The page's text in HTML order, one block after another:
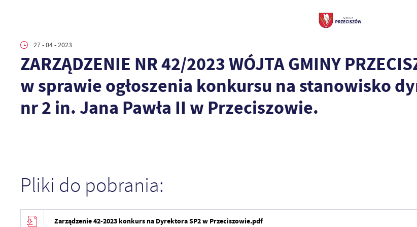
27 - 04 - 2023
ZARZĄDZENIE NR 42/2023 WÓJTA GMINY
w sprawie ogłoszenia konkursu na stanowisko
nr 2 in. Jana Pawła II w Przeciszowie.
Pliki do pobrania:
Zarządzenie 42-2023 konkurs na Dyrektora SP2 w Przeciszowie.pdf